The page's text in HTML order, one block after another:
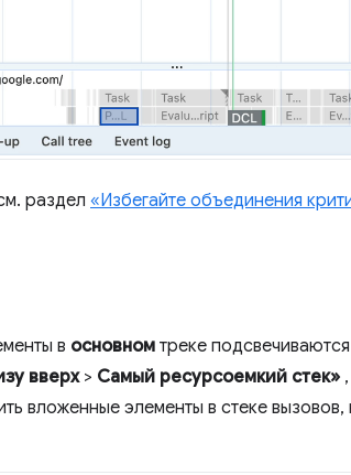
раздел «Избегайте объединения
в основном треке
вверх> Самый ресурсоемкий стек»
вложенные элементы в стеке